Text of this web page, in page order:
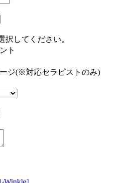
択してください。
ト
ジ(※対応セラピストのみ)